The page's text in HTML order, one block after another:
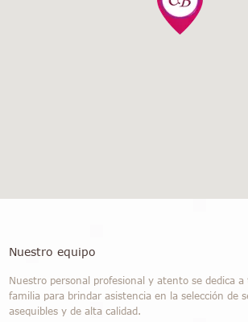
Nuestro equipo
Nuestro personal profesional y atento se dedica
familia para brindar asistencia en la selección de
asequibles y de alta calidad.